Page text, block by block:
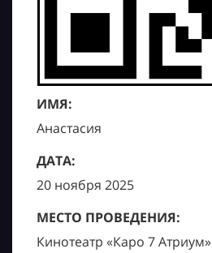
ИМЯ:
Анастасия
ДАТА:
20 ноября 2025
МЕСТО ПРОВЕДЕНИЯ:
Кинотеатр «Каро 7 Атриум»